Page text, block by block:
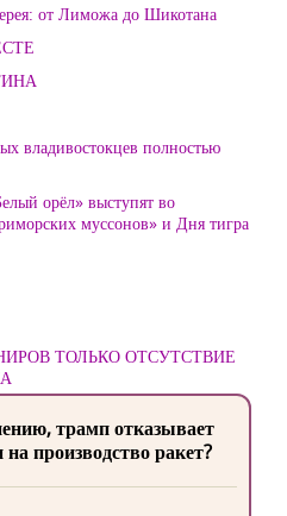
от Лиможа до Шикотана
владивостокцев полностью
орёл» выступят во
муссонов» и Дня тигра
ТОЛЬКО ОТСУТСТВИЕ
трамп отказывает
производство ракет?